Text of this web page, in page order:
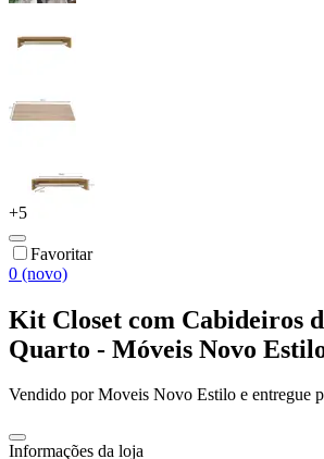
+5
Favoritar
0 (novo)
Kit Closet com Cabideiros
Quarto - Móveis Novo
Vendido porMoveis Novo Estilo e entregue
Informações da loja